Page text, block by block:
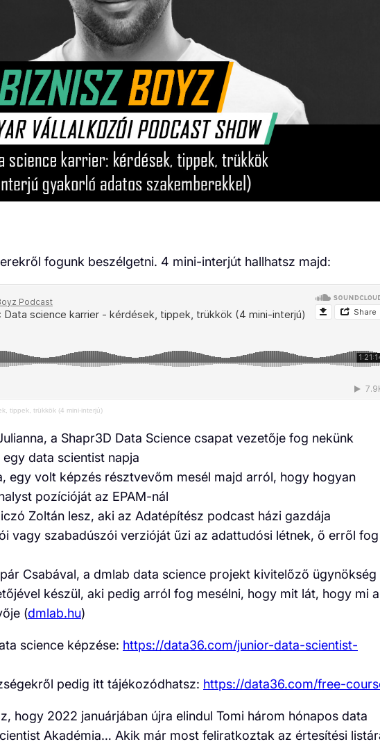
fogunk beszélgetni. 4 mini-interjút hallhatsz majd:
tippek, trükkök (4 mini-interjú)
a Shapr3D Data Science csapat vezetője fog nekünk
data scientist napja
egy volt képzés résztvevőm mesél majd arról, hogy hogyan
pozícióját az EPAM-nál
Zoltán lesz, aki az Adatépítész podcast házi gazdája
vagy szabadúszói verzióját űzi az adattudósi létnek, ő erről fog
Csabával, a dmlab data science projekt kivitelőző ügynökség
készül, aki pedig arról fog mesélni, hogy mit lát, hogy mi a
(dmlab.hu)
science képzése: https://data36.com/junior-data-scientist-
pedig itt tájékozódhatsz: https://data36.com/free-
hogy 2022 januárjában újra elindul Tomi három hónapos data
Akadémia… Akik már most feliratkoztak az értesítési